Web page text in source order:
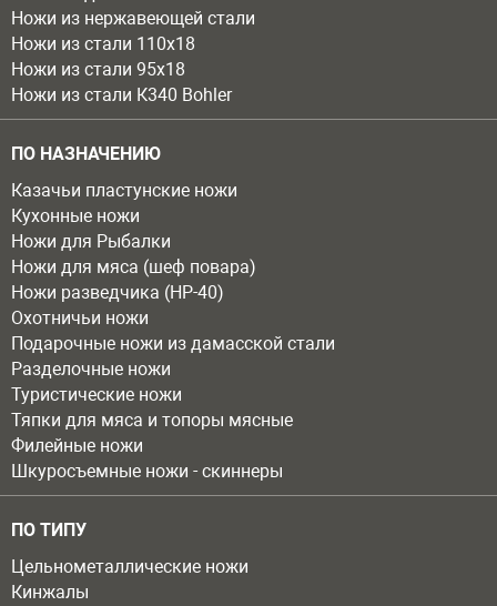
Ножи из нержавеющей стали
Ножи из стали 110х18
Ножи из стали 95х18
Ножи из стали К340 Bohler
ПО НАЗНАЧЕНИЮ
Казачьи пластунские ножи
Кухонные ножи
Ножи для Рыбалки
Ножи для мяса (шеф повара)
Ножи разведчика (НР-40)
Охотничьи ножи
Подарочные ножи из дамасской стали
Разделочные ножи
Туристические ножи
Тяпки для мяса и топоры мясные
Филейные ножи
Шкуросъемные ножи - скиннеры
ПО ТИПУ
Цельнометаллические ножи
Кинжалы